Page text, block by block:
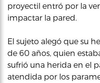
proyectil entró por la
impactar la pared.
El sujeto alegó que su
de 60 años, quien
sufrió una herida en el
atendida por los